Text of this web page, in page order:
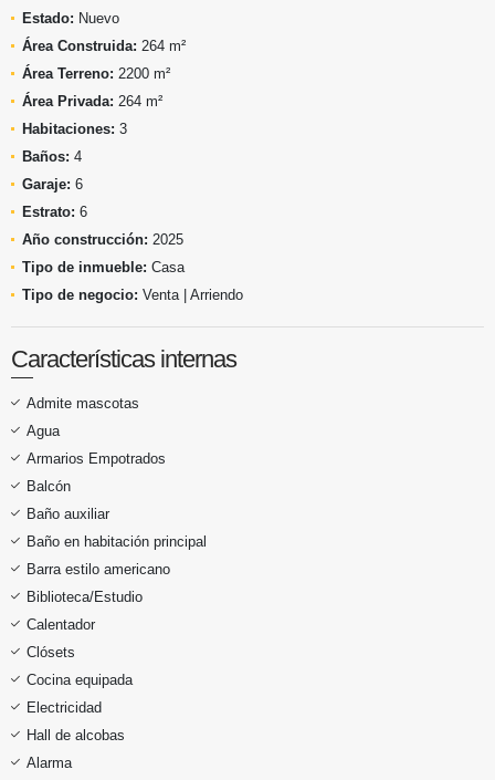
Estado: Nuevo
Área Construida: 264 m²
Área Terreno: 2200 m²
Área Privada: 264 m²
Habitaciones: 3
Baños: 4
Garaje: 6
Estrato: 6
Año construcción: 2025
Tipo de inmueble: Casa
Tipo de negocio: Venta | Arriendo
Características internas
Admite mascotas
Agua
Armarios Empotrados
Balcón
Baño auxiliar
Baño en habitación principal
Barra estilo americano
Biblioteca/Estudio
Calentador
Clósets
Cocina equipada
Electricidad
Hall de alcobas
Alarma